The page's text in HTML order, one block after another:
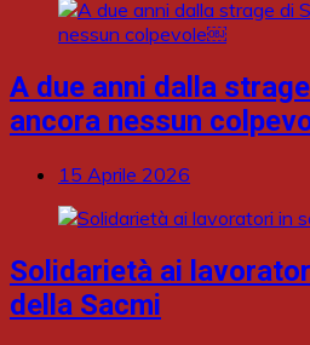
A due anni dalla
ancora nessun
15 Aprile 2026
Solidarietà ai
della Sacmi